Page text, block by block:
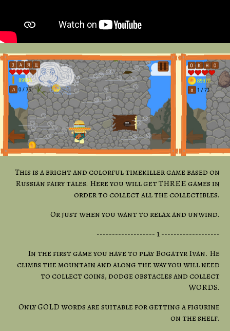
This is a bright and colorful timekiller game based on
Russian fairy tales. Here you will get THREE games in
order to collect all the collectibles.
Or just when you want to relax and unwind.
------------------- 1 -------------------
In the first game you have to play Bogatyr Ivan. He
climbs the mountain and along the way you will need
to collect coins, dodge obstacles and collect
WORDS.
Only GOLD words are suitable for getting a figurine
on the shelf.